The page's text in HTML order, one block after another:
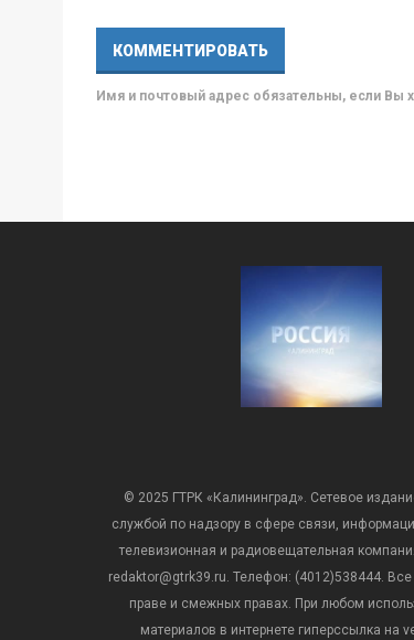
Имя и почтовый адрес обязательны, если Вы
© 2025 ГТРК «Калининград». Сетевое
службой по надзору в сфере связи,
телевизионная и радиовещательная
redaktor@gtrk39.ru. Телефон: (4012)538444.
праве и смежных правах. При любом
материалов в интернете гиперссылка на